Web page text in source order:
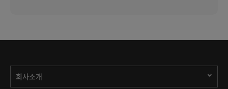
회사소개